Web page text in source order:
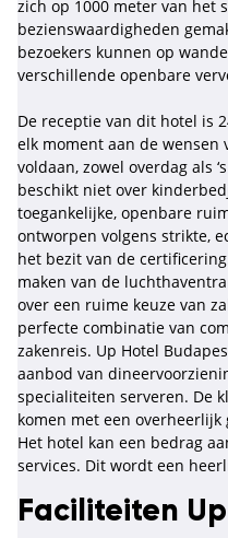
zich op 1000 meter van het
bezienswaardigheden
bezoekers kunnen op
verschillende openbare
De receptie van dit hotel is
elk moment aan de wensen
voldaan, zowel overdag als
beschikt niet over
toegankelijke, openbare
ontworpen volgens strikte,
het bezit van de
maken van de
over een ruime keuze van
perfecte combinatie van
zakenreis. Up Hotel
aanbod van
specialiteiten serveren. De
komen met een
Het hotel kan een bedrag
services. Dit wordt een
Faciliteiten